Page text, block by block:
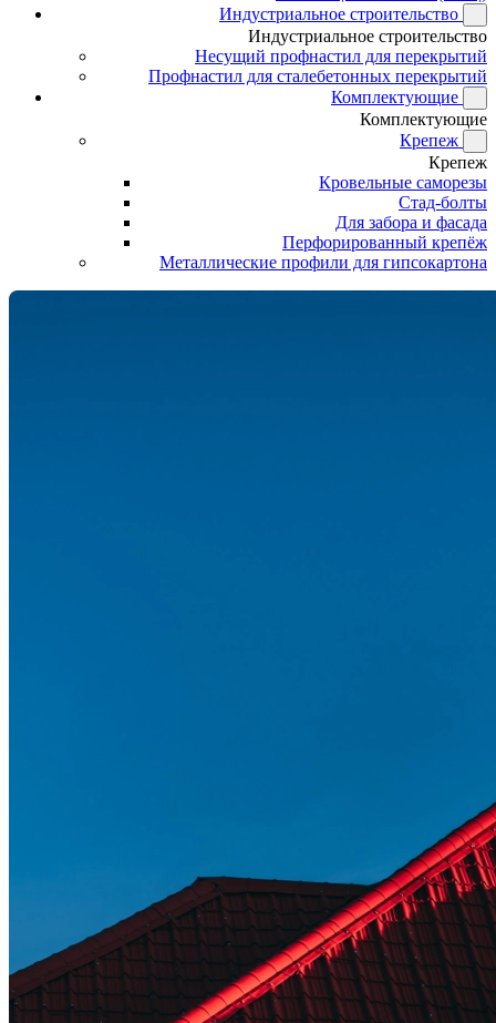
Индустриальное строительство
Индустриальное строительство
Несущий профнастил для перекрытий
Профнастил для сталебетонных перекрытий
Комплектующие
Комплектующие
Крепеж
Крепеж
Кровельные саморезы
Стад-болты
Для забора и фасада
Перфорированный крепёж
Металлические профили для гипсокартона